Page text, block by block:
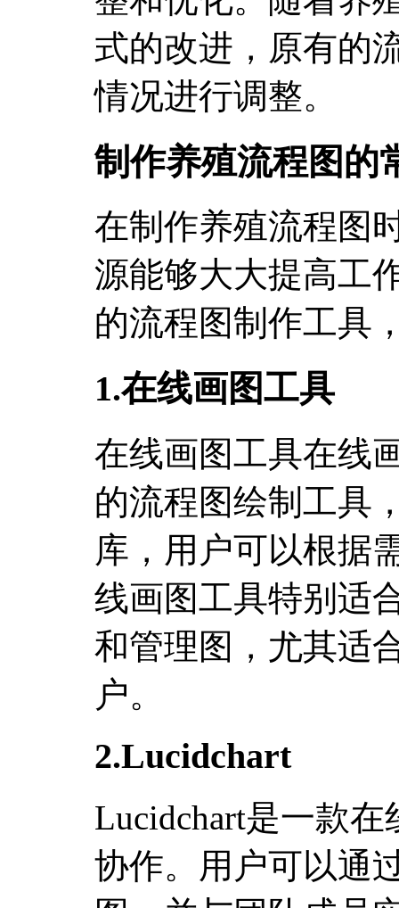
式的改进，原有的
情况进行调整。
制作养殖流程图的
在制作养殖流程图
源能够大大提高工
的流程图制作工具
1.在线画图工具
在线画图工具在线
的流程图绘制工具
库，用户可以根据
线画图工具特别适
和管理图，尤其适
户。
2.Lucidchart
Lucidchart是一款
协作。用户可以通